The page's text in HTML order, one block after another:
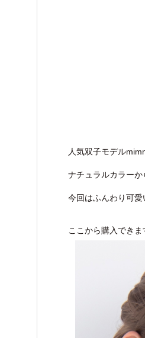
人気双子モデル
ナチュラルカラーか
今回はふんわり可
ここから購入できま